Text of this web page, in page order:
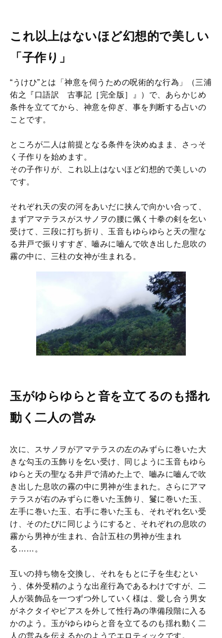
これ以上はないほど幻想的で美しい
「子作り」
“うけひ”とは「神意を伺うための呪術的な行為」（三浦
佑之『口語訳 古事記［完全版］』）で、あらかじめ
条件を立ててから、神意を仰ぎ、事を判断する占いの
ことです。
ところが二人は前提となる条件を決めぬまま、さっそ
く子作りを始めます。
その子作りが、これ以上はないほど幻想的で美しいの
です。
それぞれ天の安の河をあいだに挟んで向かい合って、
まずアマテラスがスサノヲの腰に佩く十拳の剣を乞い
受けて、三段に打ち折り、玉音もゆらゆらと天の聖な
る井戸で振りすすぎ、嚙みに嚙んで吹き出した息吹の
霧の中に、三柱の女神が生まれる。
玉がゆらゆらと音を立てるのも揺れ
動く二人の営み
次に、スサノヲがアマテラスの左のみずらに巻いた大
きな勾玉の玉飾りを乞い受け、同じように玉音もゆら
ゆらと天の聖なる井戸で清めた上で、嚙みに嚙んで吹
き出した息吹の霧の中に男神が生まれた。さらにアマ
テラスが右のみずらに巻いた玉飾り、鬘に巻いた玉、
左手に巻いた玉、右手に巻いた玉も、それぞれ乞い受
け、そのたびに同じようにすると、それぞれの息吹の
霧から男神が生まれ、合計五柱の男神が生まれ
る……。
互いの持ち物を交換し、それをもとに子を生むとい
う、体外受精のような出産行為であるわけですが、二
人が装飾品を一つずつ外していく様は、愛し合う男女
がネクタイやピアスを外して性行為の準備段階に入る
かのよう。玉がゆらゆらと音を立てるのも揺れ動く二
人の営みを伝えるかのようでエロティックです。